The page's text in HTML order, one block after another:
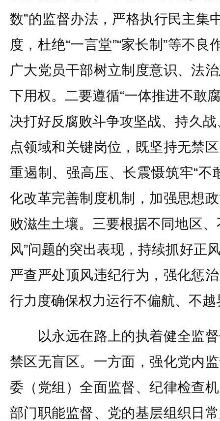
数”的监督办法，严格执行民主集
度，杜绝“一言堂”“家长制”等不良
广大党员干部树立制度意识、法
下用权。二要遵循“一体推进不敢
决打好反腐败斗争攻坚战、持久
点领域和关键岗位，既坚持无禁
重遏制、强高压、长震慑筑牢“不
化改革完善制度机制，加强思想
败滋生土壤。三要根据不同地区
风”问题的突出表现，持续抓好正
严查严处顶风违纪行为，强化惩
行力度确保权力运行不偏航、不越
以永远在路上的执着健全监督
禁区无盲区。一方面，强化党内
委（党组）全面监督、纪律检查
部门职能监督、党的基层组织日